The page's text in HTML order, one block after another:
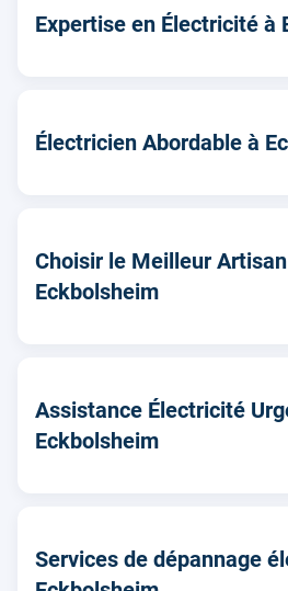
Expertise en Électricité à
Électricien Abordable à
Choisir le Meilleur
Eckbolsheim
Assistance Électricité
Eckbolsheim
Services de dépannage